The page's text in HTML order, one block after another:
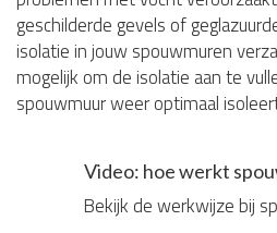
geschilderde gevels of
isolatie in jouw spouwmuren
mogelijk om de isolatie aan te
spouwmuur weer optimaal
Video: hoe werkt
Bekijk de werkwijze bij